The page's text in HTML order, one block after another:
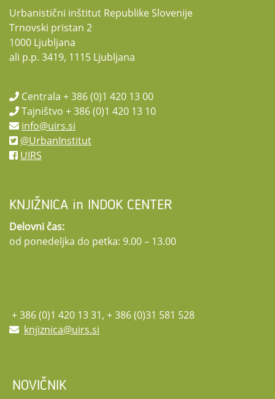
Urbanistični inštitut Republike Slovenije
Trnovski pristan 2
1000 Ljubljana
ali p.p. 3419, 1115 Ljubljana
Centrala + 386 (0)1 420 13 00
Tajništvo + 386 (0)1 420 13 10
info@uirs.si
@UrbanInstitut
UIRS
KNJIŽNICA in INDOK CENTER
Delovni čas:
od ponedeljka do petka: 9.00 – 13.00
+ 386 (0)1 420 13 31, + 386 (0)31 581 528
knjiznica@uirs.si
NOVIČNIK